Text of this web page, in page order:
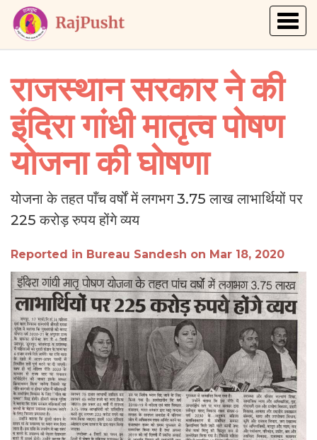
राजस्थान सरकार ने की
इंदिरा गांधी मातृत्व पोषण
योजना की घोषणा
योजना के तहत पाँच वर्षों में लगभग 3.75 लाख लाभार्थियों पर
225 करोड़ रुपय होंगे व्यय
Reported in Bureau Sandesh on Mar 18, 2020